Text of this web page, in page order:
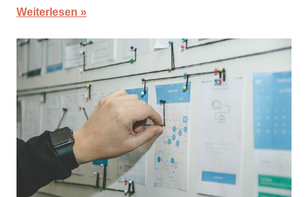
Weiterlesen